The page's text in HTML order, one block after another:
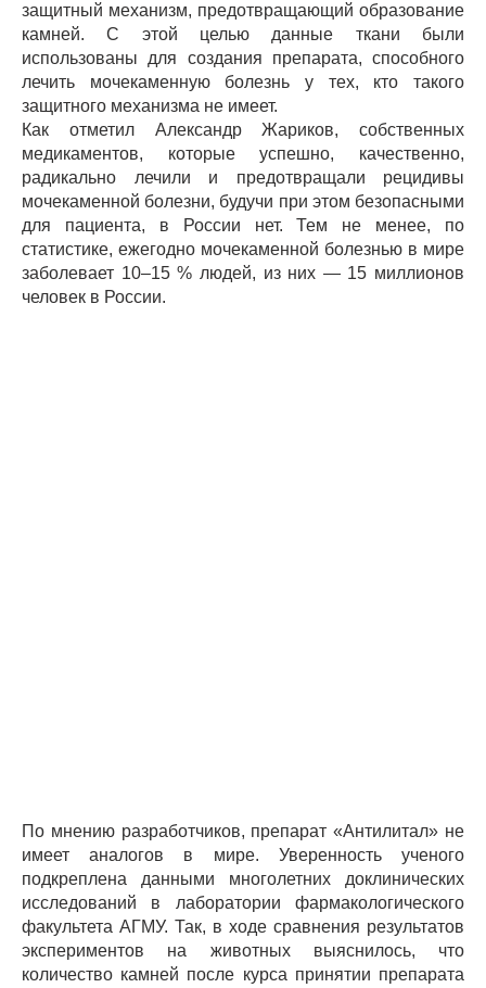
защитный механизм, предотвращающий образование
камней. С этой целью данные ткани были
использованы для создания препарата, способного
лечить мочекаменную болезнь у тех, кто такого
защитного механизма не имеет.
Как отметил Александр Жариков, собственных
медикаментов, которые успешно, качественно,
радикально лечили и предотвращали рецидивы
мочекаменной болезни, будучи при этом безопасными
для пациента, в России нет. Тем не менее, по
статистике, ежегодно мочекаменной болезнью в мире
заболевает 10–15 % людей, из них — 15 миллионов
человек в России.
По мнению разработчиков, препарат «Антилитал» не
имеет аналогов в мире. Уверенность ученого
подкреплена данными многолетних доклинических
исследований в лаборатории фармакологического
факультета АГМУ. Так, в ходе сравнения результатов
экспериментов на животных выяснилось, что
количество камней после курса принятии препарата